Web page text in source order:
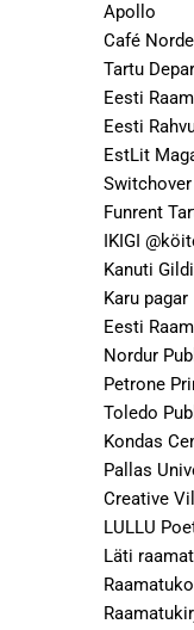
Apollo
Café
Tartu
Eesti
Eesti
EstLit
Switchover
Funrent
IKIGI
Kanuti
Karu pagar
Eesti
Nordur
Petrone
Toledo
Kondas
Pallas
Creative
LULLU
Läti